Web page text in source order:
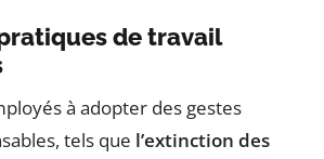
de travail
à adopter des gestes
tels que l’extinction des